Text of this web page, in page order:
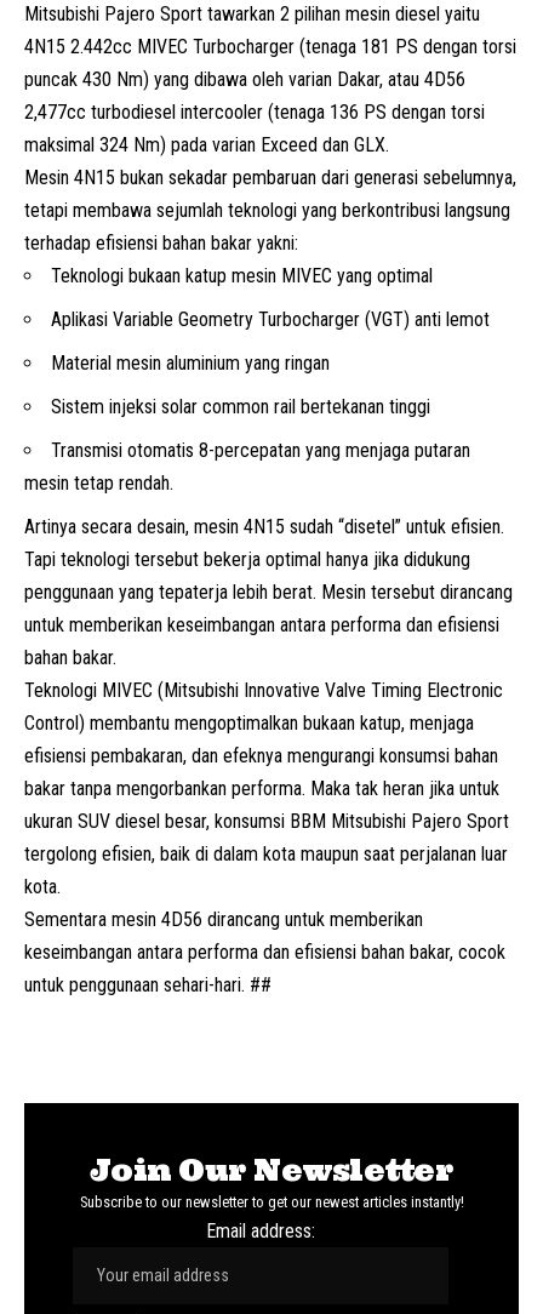
Mitsubishi Pajero Sport tawarkan 2 pilihan mesin diesel yaitu
4N15 2.442cc MIVEC Turbocharger (tenaga 181 PS dengan torsi
puncak 430 Nm) yang dibawa oleh varian Dakar, atau 4D56
2,477cc turbodiesel intercooler (tenaga 136 PS dengan torsi
maksimal 324 Nm) pada varian Exceed dan GLX.
Mesin 4N15 bukan sekadar pembaruan dari generasi sebelumnya,
tetapi membawa sejumlah teknologi yang berkontribusi langsung
terhadap efisiensi bahan bakar yakni:
Teknologi bukaan katup mesin MIVEC yang optimal
Aplikasi Variable Geometry Turbocharger (VGT) anti lemot
Material mesin aluminium yang ringan
Sistem injeksi solar common rail bertekanan tinggi
Transmisi otomatis 8-percepatan yang menjaga putaran
mesin tetap rendah.
Artinya secara desain, mesin 4N15 sudah “disetel” untuk efisien.
Tapi teknologi tersebut bekerja optimal hanya jika didukung
penggunaan yang tepaterja lebih berat. Mesin tersebut dirancang
untuk memberikan keseimbangan antara performa dan efisiensi
bahan bakar.
Teknologi MIVEC (Mitsubishi Innovative Valve Timing Electronic
Control) membantu mengoptimalkan bukaan katup, menjaga
efisiensi pembakaran, dan efeknya mengurangi konsumsi bahan
bakar tanpa mengorbankan performa. Maka tak heran jika untuk
ukuran SUV diesel besar, konsumsi BBM Mitsubishi Pajero Sport
tergolong efisien, baik di dalam kota maupun saat perjalanan luar
kota.
Sementara mesin 4D56 dirancang untuk memberikan
keseimbangan antara performa dan efisiensi bahan bakar, cocok
untuk penggunaan sehari-hari. ##
Join Our Newsletter
Subscribe to our newsletter to get our newest articles instantly!
Email address: